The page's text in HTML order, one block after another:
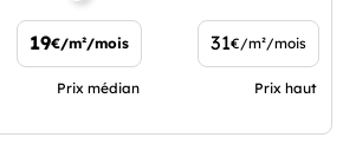
19€/m²/mois
Prix médian
31€/m²/mois
Prix haut